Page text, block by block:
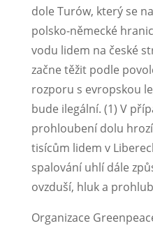
dole Turów, který se
polsko-německé
vodu lidem na české
začne těžit podle
rozporu s evropskou
bude ilegální. (1) V
prohloubení dolu
tisícům lidem v
spalování uhlí dále
ovzduší, hluk a
Organizace